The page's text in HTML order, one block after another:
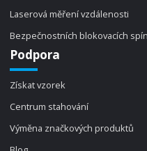
Laserová měření vzdálenosti
Bezpečnostních blokovacích
Podpora
Získat vzorek
Centrum stahování
Výměna značkových produktů